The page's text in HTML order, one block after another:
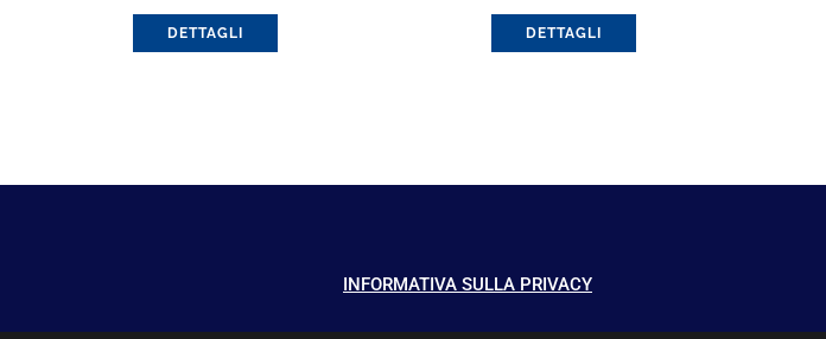
DETTAGLI DETTAGLI
INFORMATIVA SULLA PRIVACY